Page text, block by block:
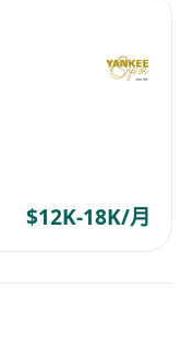
$12K-18K/月